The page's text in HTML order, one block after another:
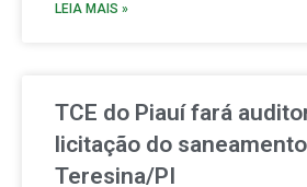
LEIA MAIS »
TCE do Piauí fará
licitação do
Teresina/PI